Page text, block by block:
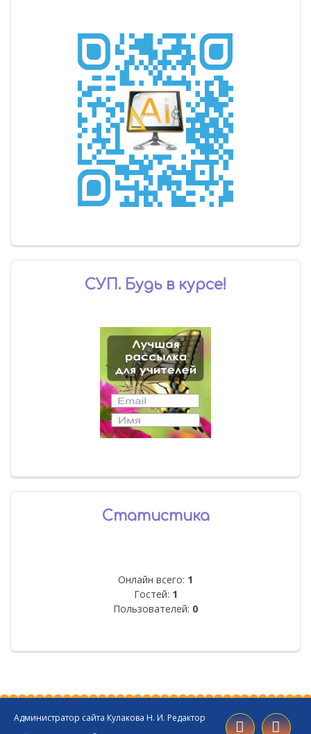
СУП. Будь в курсе!
Статистика
Онлайн всего: 1
Гостей: 1
Пользователей: 0
Администратор сайта Кулакова Н. И. Редактор